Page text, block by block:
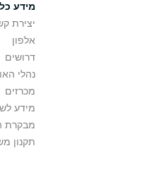
מידע
יצירת
אלפון
דרושים
נהלי
מכרזים
מידע
מבקרת
תקנון